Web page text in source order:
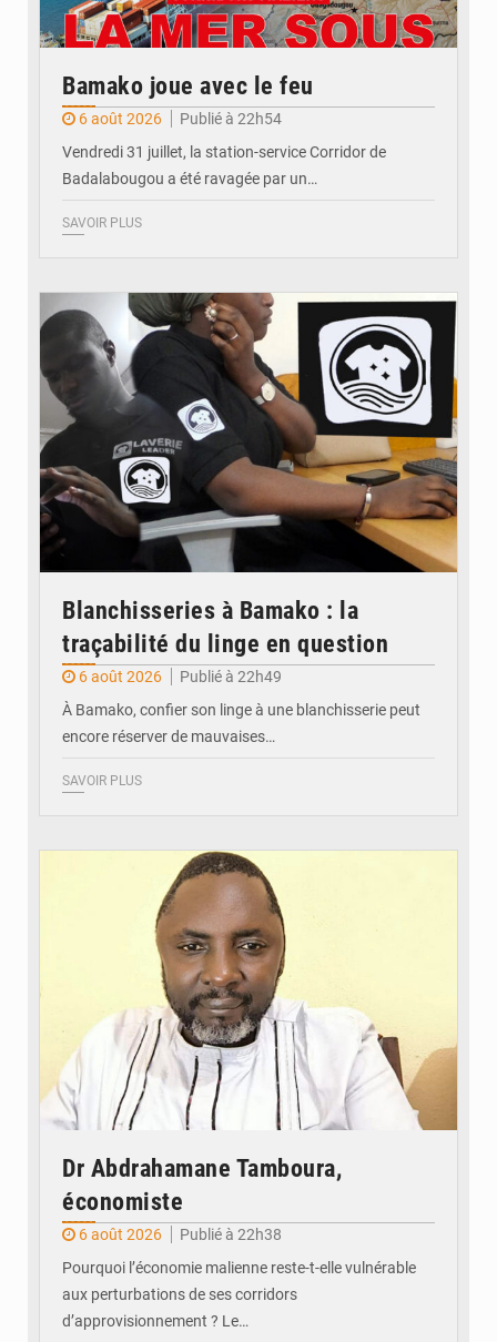
Bamako joue avec le feu
6 août 2026
Publié à 22h54
Vendredi 31 juillet, la station-service Corridor de
Badalabougou a été ravagée par un…
SAVOIR PLUS
Blanchisseries à Bamako : la
traçabilité du linge en question
6 août 2026
Publié à 22h49
À Bamako, confier son linge à une blanchisserie peut
encore réserver de mauvaises…
SAVOIR PLUS
Dr Abdrahamane Tamboura,
économiste
6 août 2026
Publié à 22h38
Pourquoi l’économie malienne reste-t-elle vulnérable
aux perturbations de ses corridors
d’approvisionnement ? Le…